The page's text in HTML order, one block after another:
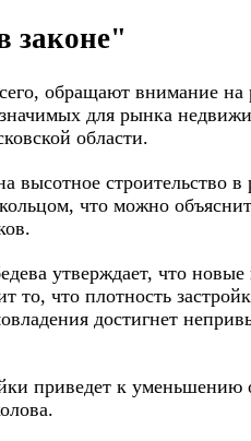
законе"
обращают внимание
для рынка
области.
строительство
что можно
утверждает, что
что плотность
достигнет
приведет к